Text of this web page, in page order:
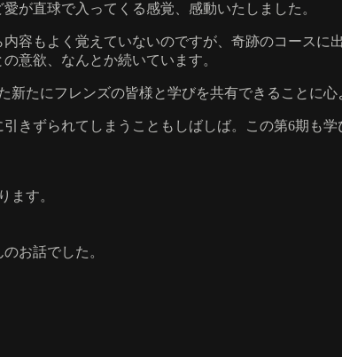
が直球で入ってくる感覚、感動いたしました。
容もよく覚えていないのですが、奇跡のコース
意欲、なんとか続いています。
たにフレンズの皆様と学びを共有できることに心
きずられてしまうこともしばしば。この第6期も学
ます。
お話でした。